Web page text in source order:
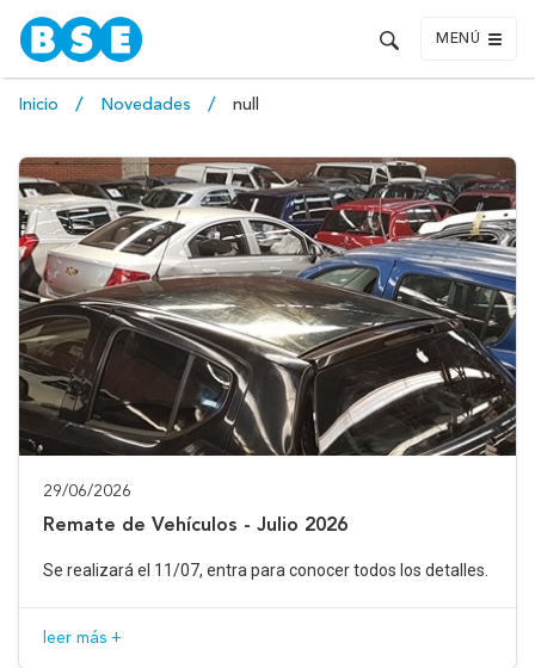
MENÚ
Inicio Novedades null
29/06/2026
Remate de Vehículos - Julio 2026
Se realizará el 11/07, entra para conocer todos los detalles.
leer más +